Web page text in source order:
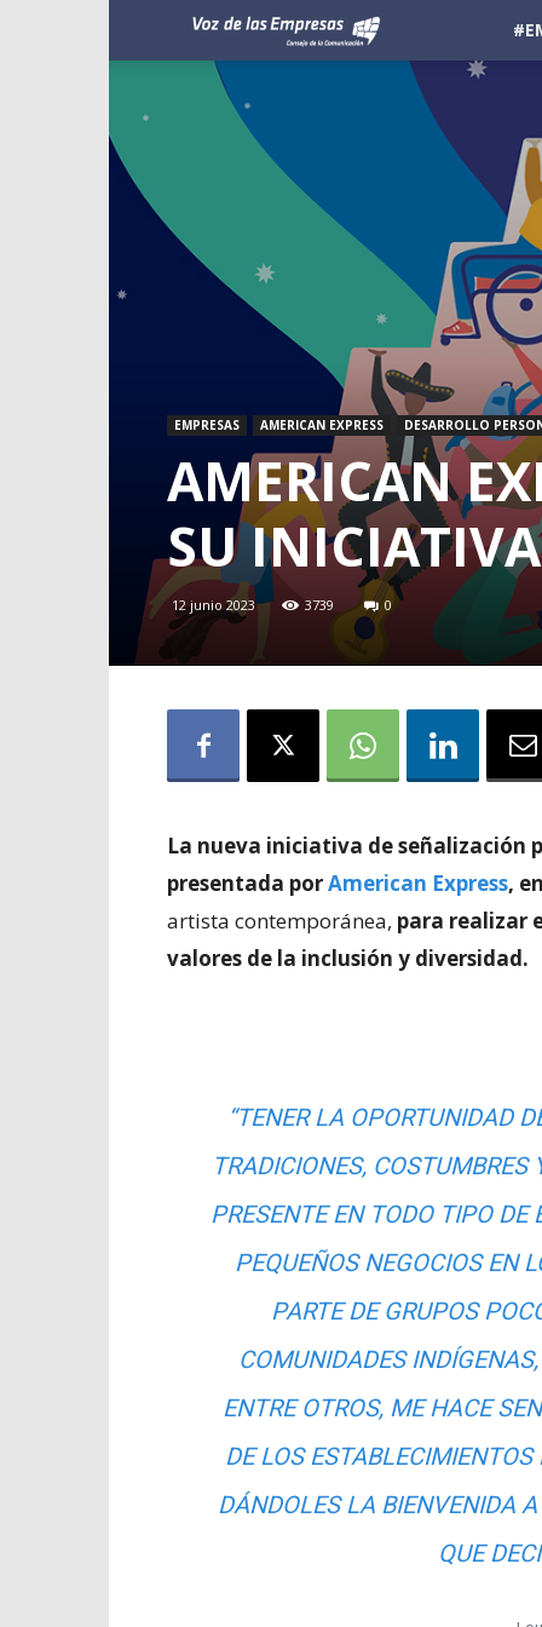
EMPRESAS AMERICAN EXPRESS DESARROLLO
AMERICAN
SU
12 junio 2023 3739 0
La nueva iniciativa de señalización
presentada porAmerican Express,
artista contemporánea, para realizar
valores de la inclusión y diversidad.
“TENER LA OPORTUNIDAD
TRADICIONES, COSTUMBRES
PRESENTE EN TODO TIPO DE
PEQUEÑOS NEGOCIOS EN
PARTE DE GRUPOS
COMUNIDADES
ENTRE OTROS, ME HACE
DE LOS
DÁNDOLES LA BIENVENIDA
QUE